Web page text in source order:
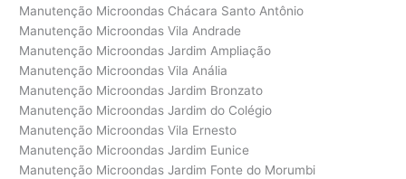
Manutenção Microondas Chácara Santo Antônio
Manutenção Microondas Vila Andrade
Manutenção Microondas Jardim Ampliação
Manutenção Microondas Vila Anália
Manutenção Microondas Jardim Bronzato
Manutenção Microondas Jardim do Colégio
Manutenção Microondas Vila Ernesto
Manutenção Microondas Jardim Eunice
Manutenção Microondas Jardim Fonte do Morumbi